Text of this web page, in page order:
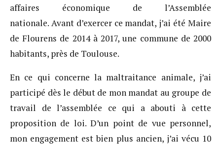
affaires économique de l’Assemblée
nationale. Avant d’exercer ce mandat, j’ai été Maire
de Flourens de 2014 à 2017, une commune de 2000
habitants, près de Toulouse.
En ce qui concerne la maltraitance animale, j’ai
participé dès le début de mon mandat au groupe de
travail de l’assemblée ce qui a abouti à cette
proposition de loi. D’un point de vue personnel,
mon engagement est bien plus ancien, j’ai vécu 10